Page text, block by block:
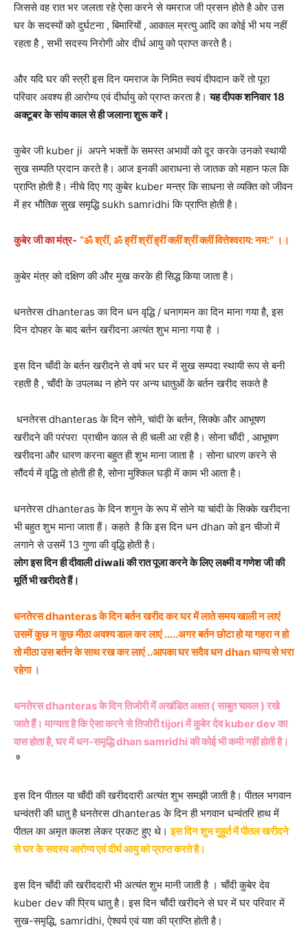
जिससे वह रात भर जलता रहे ऐसा करने से यमराज जी प्रसन होते है ओर उस
घर के सदस्यों को दुर्घटना , बिमारियों , आकाल म्रत्यु आदि का कोई भी भय नहीं
रहता है , सभी सदस्य निरोगी ओर दीर्ध आयु को प्राप्त करते है।
और यदि घर की स्त्री इस दिन यमराज के निमित स्वयं दीपदान करें तो पूरा
परिवार अवश्य ही आरोग्य एवं दीर्घायु को प्राप्त करता है।यह दीपक शनिवार 18
अक्टूबर के सांय काल से ही जलाना शुरू करें।
कुबेर जी kuber ji अपने भक्तों के समस्त अभावों को दूर करके उनको स्थायी
सुख सम्पति प्रदान करते है। आज इनकी आराधना से जातक को महान फल कि
प्राप्ति होती है। नीचे दिए गए कुबेर kuber मन्त्र कि साधना से व्यक्ति को जीवन
में हर भौतिक सुख समृद्धि sukh samridhi कि प्राप्ति होती है।
कुबेर जी का मंत्र- “ॐ श्रीं, ॐ ह्रीं श्रीं ह्रीं क्लीं श्रीं क्लीं वित्तेश्वराय: नम:” ।।
कुबेर मंत्र को दक्षिण की और मुख करके ही सिद्ध किया जाता है।
धनतेरस dhanteras का दिन धन वृद्धि / धनागमन का दिन माना गया है, इस
दिन दोपहर के बाद बर्तन खरीदना अत्यंत शुभ माना गया है ।
इस दिन चाँदी के बर्तन खरीदने से वर्ष भर घर में सुख सम्पदा स्थायी रूप से बनी
रहती है , चाँदी के उपलब्ध न होने पर अन्य धातुओं के बर्तन खरीद सकते है
धनतेरस dhanteras के दिन सोने, चांदी के बर्तन, सिक्के और आभूषण
खरीदने की परंपरा प्राचीन काल से ही चली आ रही है। सोना चाँदी , आभूषण
खरीदना और धारण करना बहुत ही शुभ माना जाता है । सोना धारण करने से
सौंदर्य में वृद्धि तो होती ही है, सोना मुश्किल घड़ी में काम भी आता है।
धनतेरस dhanteras के दिन शगुन के रूप में सोने या चांदी के सिक्के खरीदना
भी बहुत शुभ माना जाता हैं। कहते है कि इस दिन धन dhan को इन चीजो में
लगाने से उसमें 13 गुणा की वृद्धि होती है।
लोग इस दिन ही दीवाली diwali की रात पूजा करने के लिए लक्ष्मी व गणेश जी की
मूर्ति भी खरीदते हैं।
धनतेरस dhanteras के दिन बर्तन खरीद कर घर में लाते समय खाली न लाएं
उसमें कुछ न कुछ मीठा अवश्य डाल कर लाएं …..अगर बर्तन छोटा हो या गहरा न हो
तो मीठा उस बर्तन के साथ रख कर लाएं ..आपका घर सदैव धन dhan धान्य से भरा
रहेगा ।
धनतेरस dhanteras के दिन तिजोरी में अखंडित अक्षत ( साबुत चावल ) रखे
जाते हैं। मान्यता है कि ऐसा करने से तिजोरी tijori में कुबेर देव kuber dev का
वास होता है, घर में धन-समृद्धि dhan samridhi की कोई भी कमी नहीं होती है।
⁹
इस दिन पीतल या चाँदी की खरीददारी अत्यंत शुभ समझी जाती है। पीतल भगवान
धन्वंतरी की धातु है धनतेरस dhanteras के दिन ही भगवान धन्वंतरि हाथ में
पीतल का अमृत कलश लेकर प्रकट हुए थे।इस दिन शुभ मुहूर्त में पीतल खरीदने
से घर के सदस्य आरोग्य एवं दीर्घ आयु को प्राप्त करते है।
इस दिन चाँदी की खरीददारी भी अत्यंत शुभ मानी जाती है । चाँदी कुबेर देव
kuber dev की प्रिय धातु है। इस दिन चाँदी खरीदने से घर में घर परिवार में
सुख-समृद्धि, samridhi, ऐश्वर्य एवं यश की प्राप्ति होती है।